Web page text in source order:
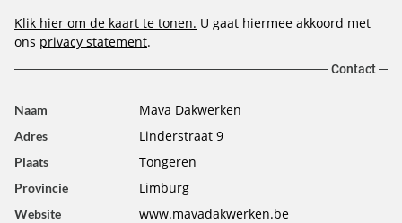
Klik hier om de kaart te tonen. U gaat hiermee akkoord met
ons privacy statement.
Contact
Naam Mava Dakwerken
Adres Linderstraat 9
Plaats Tongeren
Provincie Limburg
Website www.mavadakwerken.be